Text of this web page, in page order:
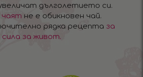
дълголетието си.
чаят не е обикновен чай.
рядка рецепта за
сила за живот.